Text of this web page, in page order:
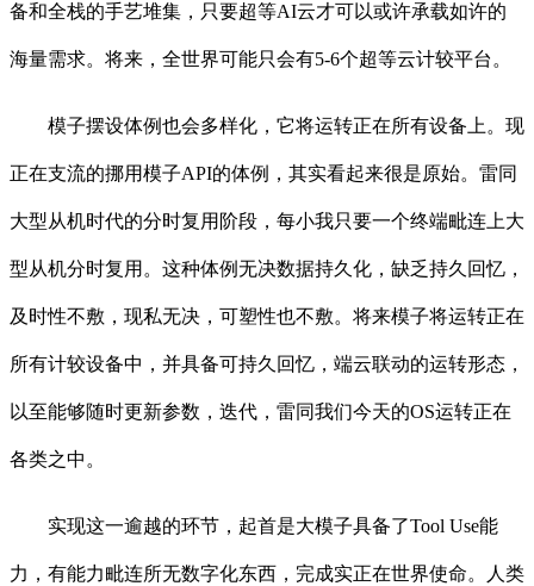
备和全栈的手艺堆集，只要超等AI云才可以或许承载如许的
海量需求。将来，全世界可能只会有5-6个超等云计较平台。
模子摆设体例也会多样化，它将运转正在所有设备上。现
正在支流的挪用模子API的体例，其实看起来很是原始。雷同
大型从机时代的分时复用阶段，每小我只要一个终端毗连上大
型从机分时复用。这种体例无决数据持久化，缺乏持久回忆，
及时性不敷，现私无决，可塑性也不敷。将来模子将运转正在
所有计较设备中，并具备可持久回忆，端云联动的运转形态，
以至能够随时更新参数，迭代，雷同我们今天的OS运转正在
各类之中。
实现这一逾越的环节，起首是大模子具备了Tool Use能
力，有能力毗连所无数字化东西，完成实正在世界使命。人类